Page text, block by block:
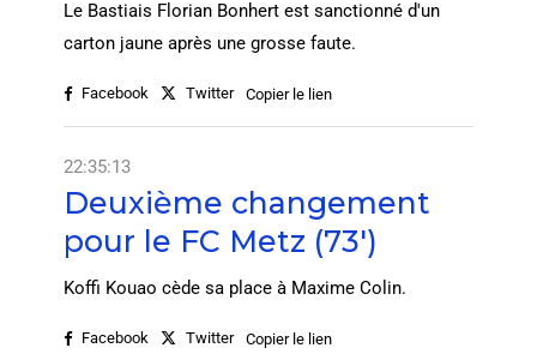
Le Bastiais Florian Bonhert est sanctionné d'un
carton jaune après une grosse faute.
Facebook Twitter Copier le lien
22:35:13
Deuxième changement
pour le FC Metz (73')
Koffi Kouao cède sa place à Maxime Colin.
Facebook Twitter Copier le lien